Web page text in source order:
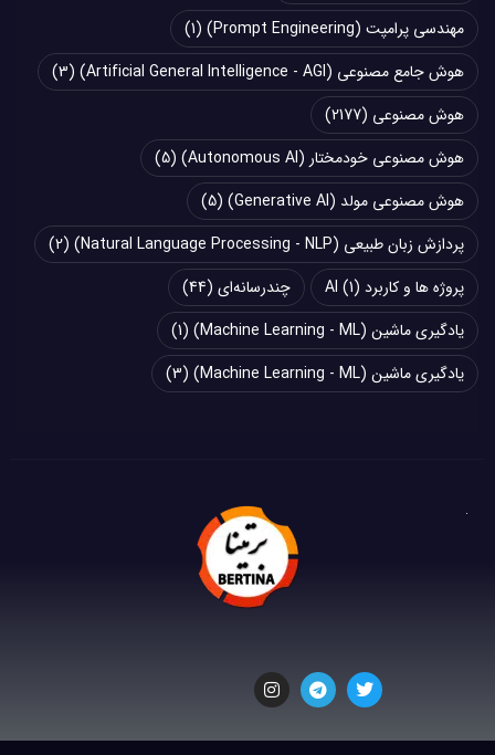
مهندسی پرامپت (Prompt Engineering)
(1)
هوش جامع مصنوعی (Artificial General Intelligence - AGI)
(3)
هوش مصنوعی (2177)
هوش مصنوعی خودمختار (Autonomous AI)
(5)
هوش مصنوعی مولد (Generative AI)
(5)
پردازش زبان طبیعی (Natural Language Processing - NLP)
(2)
پروژه ها و کاربرد AI (1) چند‌‌رسانه‌ای (44)
یادگیری ماشین (Machine Learning - ML)
(1)
یادگیری ماشین (Machine Learning - ML)
(3)